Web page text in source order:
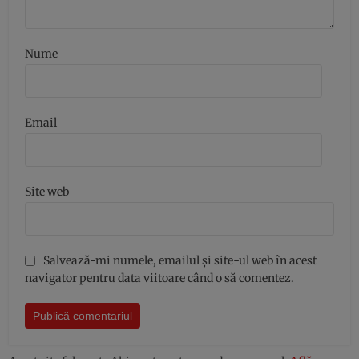
Nume
Email
Site web
Salvează-mi numele, emailul și site-ul web în acest
navigator pentru data viitoare când o să comentez.